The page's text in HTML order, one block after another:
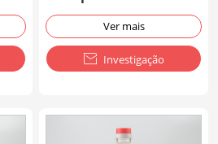
Ver mais
 Investigação